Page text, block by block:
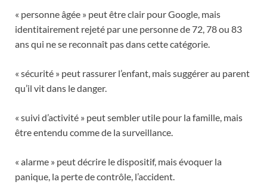
« personne âgée » peut être clair pour Google, mais
identitairement rejeté par une personne de 72, 78 ou 83
ans qui ne se reconnaît pas dans cette catégorie.
« sécurité » peut rassurer l’enfant, mais suggérer au parent
qu’il vit dans le danger.
« suivi d’activité » peut sembler utile pour la famille, mais
être entendu comme de la surveillance.
« alarme » peut décrire le dispositif, mais évoquer la
panique, la perte de contrôle, l’accident.